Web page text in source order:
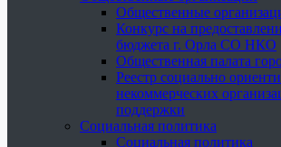
Общественные
Конкурс на
бюджета г. Орла СО НКО
Общественная палата
Реестр социально
некоммерческих
поддержки
Социальная политика
Социальная политика